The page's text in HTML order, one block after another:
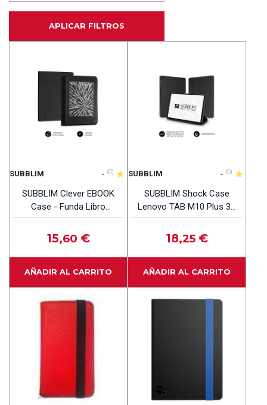
APLICAR FILTROS
SUBBLIM - (0)
SUBBLIM Clever EBOOK
Case - Funda Libro
Electrónico 6″ Negro
15,60 €
AÑADIR AL CARRITO
SUBBLIM - (0)
SUBBLIM Shock Case
Lenovo TAB M10 Plus 3A
GEN - Funda Tablet 10.6''
18,25 €
AÑADIR AL CARRITO